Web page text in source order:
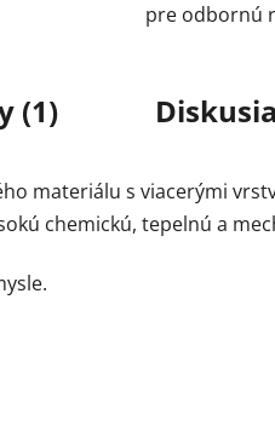
pre odbornú
(1) Diskusia
materiálu s viacerými
chemickú, tepelnú a